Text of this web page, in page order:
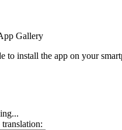
to install the app on your